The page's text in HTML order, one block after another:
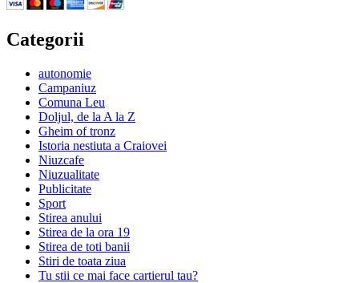
Categorii
autonomie
Campaniuz
Comuna Leu
Doljul, de la A la Z
Gheim of tronz
Istoria nestiuta a Craiovei
Niuzcafe
Niuzualitate
Publicitate
Sport
Stirea anului
Stirea de la ora 19
Stirea de toti banii
Stiri de toata ziua
Tu stii ce mai face cartierul tau?